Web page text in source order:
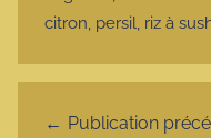
citron, persil, riz à
Publication